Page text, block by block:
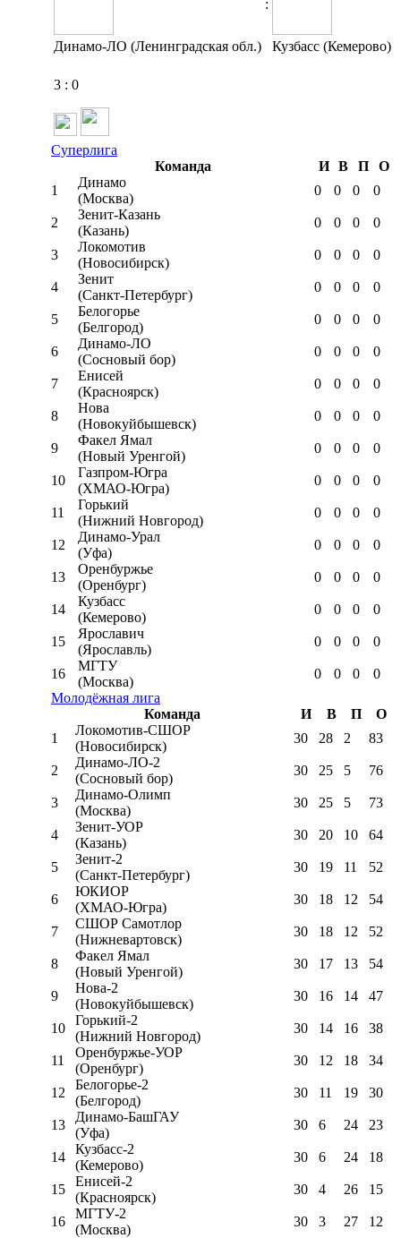
:
Динамо-ЛО (Ленинградская обл.) Кузбасс (Кемерово)
3 : 0
Суперлига
Команда
И В П
О
1
Динамо
(Москва)
0 0 0 0
2
Зенит-Казань
(Казань)
0 0 0 0
3
Локомотив
(Новосибирск)
0 0 0 0
4
Зенит
(Санкт-Петербург)
0 0 0 0
5
Белогорье
(Белгород)
0 0 0 0
6
Динамо-ЛО
(Сосновый бор)
0 0 0 0
7
Енисей
(Красноярск)
0 0 0 0
8
Нова
(Новокуйбышевск)
0 0 0 0
9
Факел Ямал
(Новый Уренгой)
0 0 0 0
10
Газпром-Югра
(ХМАО-Югра)
0 0 0 0
11
Горький
(Нижний Новгород)
0 0 0 0
12
Динамо-Урал
(Уфа)
0 0 0 0
13
Оренбуржье
(Оренбург)
0 0 0 0
14
Кузбасс
(Кемерово)
0 0 0 0
15
Ярославич
(Ярославль)
0 0 0 0
16
МГТУ
(Москва)
0 0 0
0
Молодёжная лига
Команда
И В П
О
1
Локомотив-CШОР
(Новосибирск)
30 28 2 83
2
Динамо-ЛО-2
(Сосновый бор)
30 25 5 76
3
Динамо-Олимп
(Москва)
30 25 5 73
4
Зенит-УОР
(Казань)
30 20 10 64
5
Зенит-2
(Санкт-Петербург)
30 19 11 52
6
ЮКИОР
(ХМАО-Югра)
30 18 12 54
7
СШОР Самотлор
(Нижневартовск)
30 18 12 52
8
Факел Ямал
(Новый Уренгой)
30 17 13 54
9
Нова-2
(Новокуйбышевск)
30 16 14 47
10
Горький-2
(Нижний Новгород)
30 14 16 38
11
Оренбуржье-УОР
(Оренбург)
30 12 18 34
12
Белогорье-2
(Белгород)
30 11 19 30
13
Динамо-БашГАУ
(Уфа)
30 6 24 23
14
Кузбасс-2
(Кемерово)
30 6 24 18
15
Енисей-2
(Красноярск)
30 4 26 15
16
МГТУ-2
(Москва)
30 3 27 12